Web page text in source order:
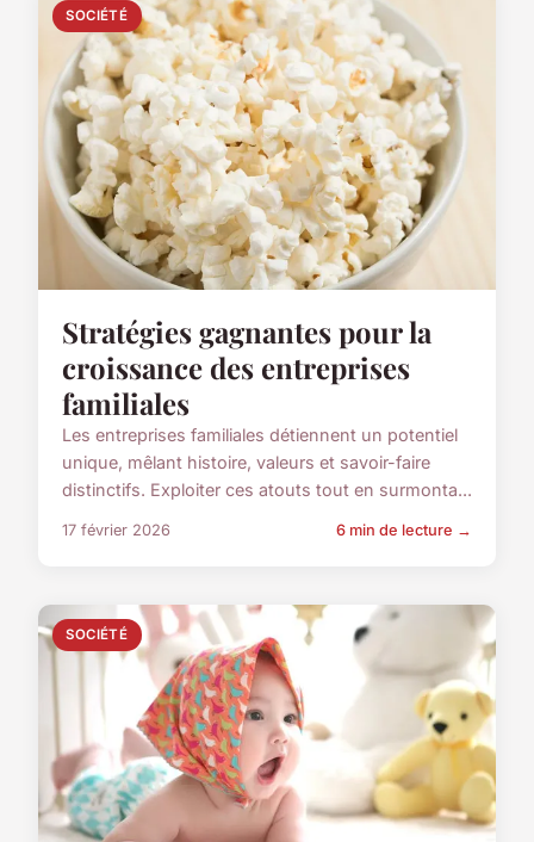
SOCIÉTÉ
Stratégies gagnantes pour la
croissance des entreprises
familiales
Les entreprises familiales détiennent un potentiel
unique, mêlant histoire, valeurs et savoir-faire
distinctifs. Exploiter ces atouts tout en surmonta...
17 février 2026 6 min de lecture →
SOCIÉTÉ